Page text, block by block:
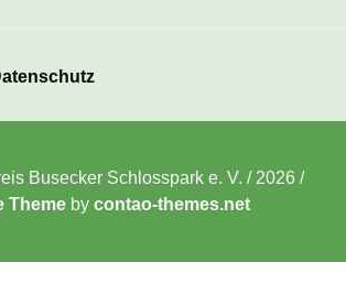
Busecker Schlosspark e. V. / 2026 /
Theme by contao-themes.net